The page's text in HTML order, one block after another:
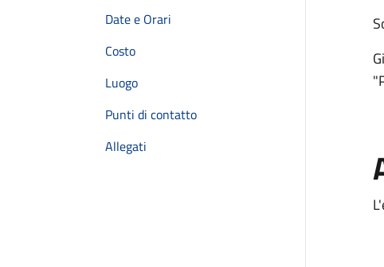
Date e Orari
Costo
Luogo
Punti di contatto
Allegati